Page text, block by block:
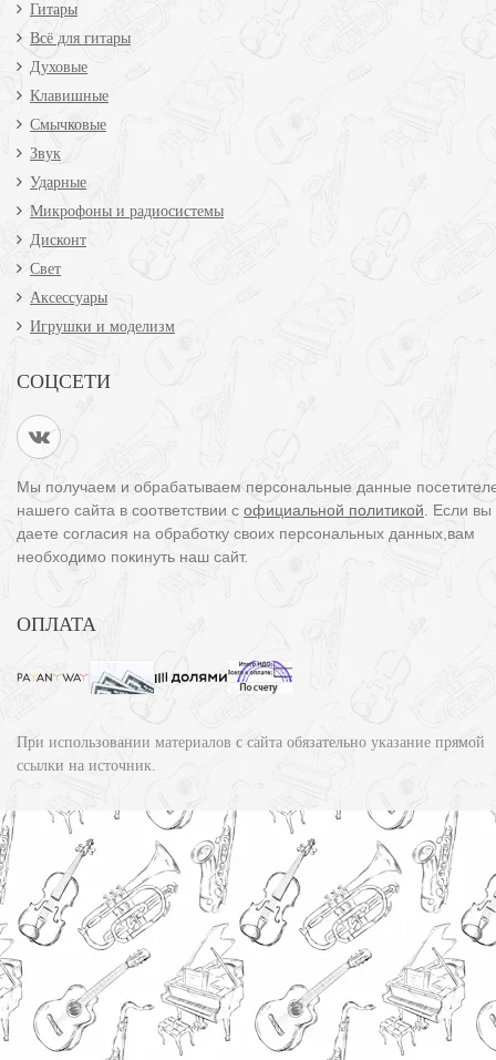
Гитары
Всё для гитары
Духовые
Клавишные
Смычковые
Звук
Ударные
Микрофоны и радиосистемы
Дисконт
Свет
Аксессуары
Игрушки и моделизм
СОЦСЕТИ
Мы получаем и обрабатываем персональные данные
нашего сайта в соответствии с официальной политикой . Если
даете согласия на обработку своих персональных данных,вам
необходимо покинуть наш сайт.
ОПЛАТА
При использовании материалов с сайта обязательно указание прямой
ссылки на источник.